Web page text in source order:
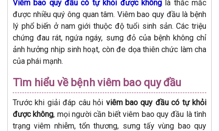
Viêm bao quy đầu có tự khỏi được khônglà thắc mắc
được nhiều quý ông quan tâm. Viêm bao quy đầu là bệnh
lý phổ biến ở nam giới thuộc độ tuổi sinh sản. Các triệu
chứng đau rát, ngứa ngáy, sưng đỏ của bệnh không chỉ
ảnh hưởng nhịp sinh hoạt, còn đe dọa thiên chức làm cha
của phái mạnh.
Tìm hiểu về bệnh viêm bao quy đầu
Trước khi giải đáp câu hỏi viêm bao quy đầu có tự khỏi
được không, mọi người cần biết viêm bao quy đầu là tình
trạng viêm nhiễm, tổn thương, sưng tấy vùng bao quy